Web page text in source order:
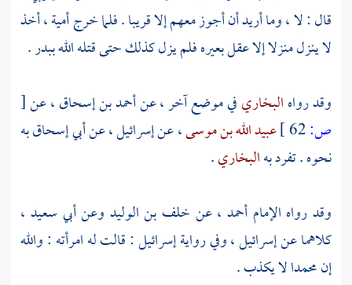
قال : لا ، وما أريد أن أجوز معهم إلا قريبا . فلما خرجأمية، أخذ
لا ينزل منزلا إلا عقل بعيره فلم يزل كذلك حتى قتله اللهببدر.
وقد رواهالبخاريفي موضع آخر ، عنأحمد بن إسحاق، عن[
ص:
عبيد الله بن موسى، عنإسرائيل، عنأبي إسحاقبه
نحوه . تفرد بهالبخاري.
وقد رواه الإمامأحمد ، عن خلف بن الوليد وعنأبي سعيد ،
كلاهما عنإسرائيل، وفي روايةإسرائيل: قالت له امرأته : والله
إنمحمدالا يكذب .